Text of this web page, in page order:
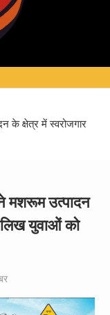
के क्षेत्र में स्वरोजगार
मशरूम उत्पादन
लिख युवाओं को